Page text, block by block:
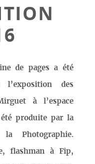
de pages a été
des
à l’espace
produite par la
Photographie.
flashman à Fip,